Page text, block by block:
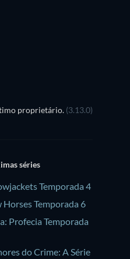
proprietário. (3.13.0)
séries
Temporada 4
Horses Temporada 6
Profecia Temporada
do Crime: A Série